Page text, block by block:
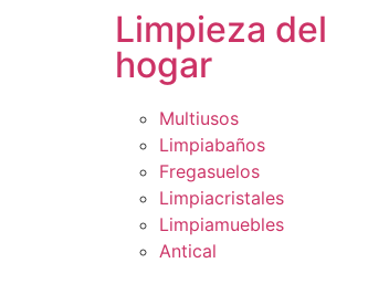
Limpieza del
hogar
Multiusos
Limpiabaños
Fregasuelos
Limpiacristales
Limpiamuebles
Antical